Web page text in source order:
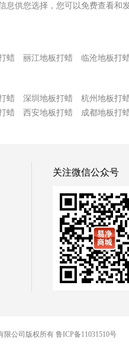
供您选择，您可以免费查看和
蜡 丽江地板打蜡 临沧地板打
蜡 深圳地板打蜡 杭州地板打
蜡 西安地板打蜡 成都地板打
关注微信公众号
限公司版权所有 鲁ICP备11031510号